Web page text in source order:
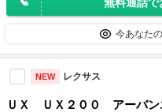
今あなた
NEW レクサス
ＵＸ ＵＸ２００ アーバン